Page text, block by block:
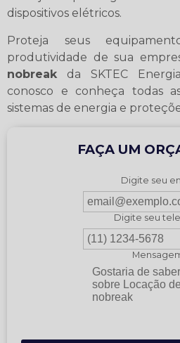
dispositivos elétricos.
Proteja seus
produtividade de sua
nobreak da SKTEC
conosco e conheça todas
sistemas de energia e
FAÇA UM
Digite seu
Digite seu